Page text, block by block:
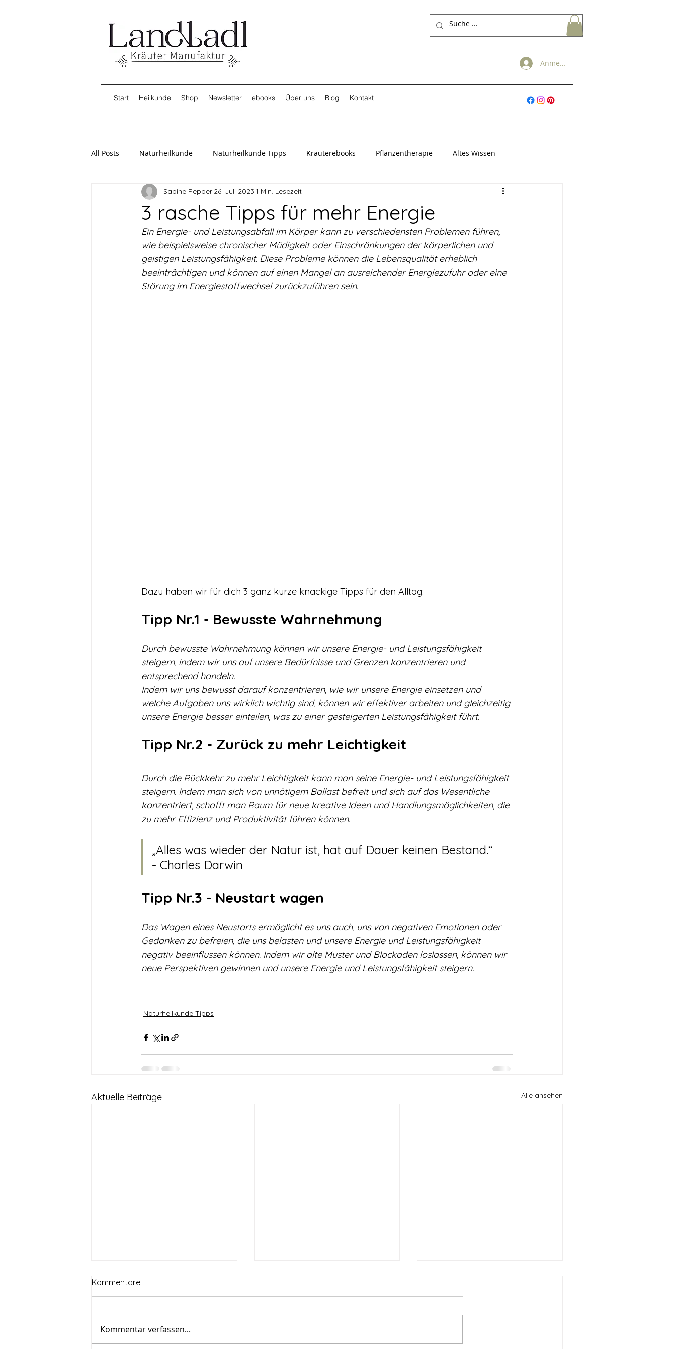
Anmelden
Start Heilkunde Shop Newsletter ebooks Über uns Blog Kontakt
All Posts Naturheilkunde Naturheilkunde Tipps Kräuterebooks Pflanzentherapie Altes Wissen
3 rasche Tipps für mehr Energie
Sabine Pepper 26. Juli 2023 1 Min. Lesezeit
Ein Energie- und Leistungsabfall im Körper kann zu verschiedensten Problemen führen,
wie beispielsweise chronischer Müdigkeit oder Einschränkungen der körperlichen und
geistigen Leistungsfähigkeit. Diese Probleme können die Lebensqualität erheblich
beeinträchtigen und können auf einen Mangel an ausreichender Energiezufuhr oder eine
Störung im Energiestoffwechsel zurückzuführen sein.
Dazu haben wir für dich 3 ganz kurze knackige Tipps für den Alltag:
Tipp Nr.1 - Bewusste Wahrnehmung
Durch bewusste Wahrnehmung können wir unsere Energie- und Leistungsfähigkeit
steigern, indem wir uns auf unsere Bedürfnisse und Grenzen konzentrieren und
entsprechend handeln.
Indem wir uns bewusst darauf konzentrieren, wie wir unsere Energie einsetzen und
welche Aufgaben uns wirklich wichtig sind, können wir effektiver arbeiten und gleichzeitig
unsere Energie besser einteilen, was zu einer gesteigerten Leistungsfähigkeit führt.
Tipp Nr.2 - Zurück zu mehr Leichtigkeit
Durch die Rückkehr zu mehr Leichtigkeit kann man seine Energie- und Leistungsfähigkeit
steigern. Indem man sich von unnötigem Ballast befreit und sich auf das Wesentliche
konzentriert, schafft man Raum für neue kreative Ideen und Handlungsmöglichkeiten, die
zu mehr Effizienz und Produktivität führen können.
„Alles was wieder der Natur ist, hat auf Dauer keinen Bestand.“
- Charles Darwin
Tipp Nr.3 - Neustart wagen
Das Wagen eines Neustarts ermöglicht es uns auch, uns von negativen Emotionen oder
Gedanken zu befreien, die uns belasten und unsere Energie und Leistungsfähigkeit
negativ beeinflussen können. Indem wir alte Muster und Blockaden loslassen, können wir
neue Perspektiven gewinnen und unsere Energie und Leistungsfähigkeit steigern.
Naturheilkunde Tipps
Aktuelle Beiträge Alle ansehen
Kommentare
Kommentar verfassen...